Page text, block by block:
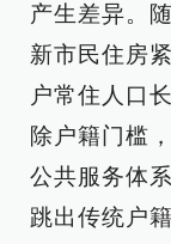
产生差异。
新市民住房
户常住人口
除户籍门槛
公共服务体
跳出传统户